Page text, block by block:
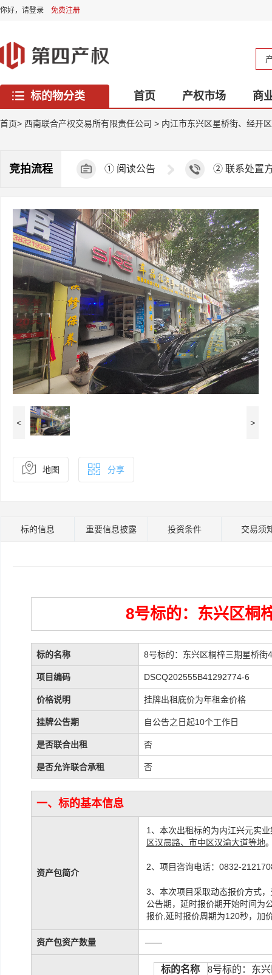
你好， 请登录 免费注册
标的物分类 首页 产权市场
商
西藏专区
首页> 西南联合产权交易所有限责任公司 > 内江市东兴区星桥街、经开
竞拍流程 ① 阅读公告 ② 联系处置
< >
地图 分享
标的信息 重要信息披露 投资条件 交易须
8号标的：东兴区桐
标的名称 8号标的：东兴区桐梓三期星桥街
项目编码 DSCQ202555B41292774-6
价格说明 挂牌出租底价为年租金价格
挂牌公告期 自公告之日起10个工作日
是否联合出租 否
是否允许联合承租 否
一、标的基本信息
资产包简介
1、本次出租标的为内江兴元实
区汉晨路、市中区汉渝大道等地
2、项目咨询电话：0832-
3、本次项目采取动态报价方式
公告期，延时报价期开始时间为
报价,延时报价周期为120秒，加
资产包资产数量 ——
标的名称 8号标的：东